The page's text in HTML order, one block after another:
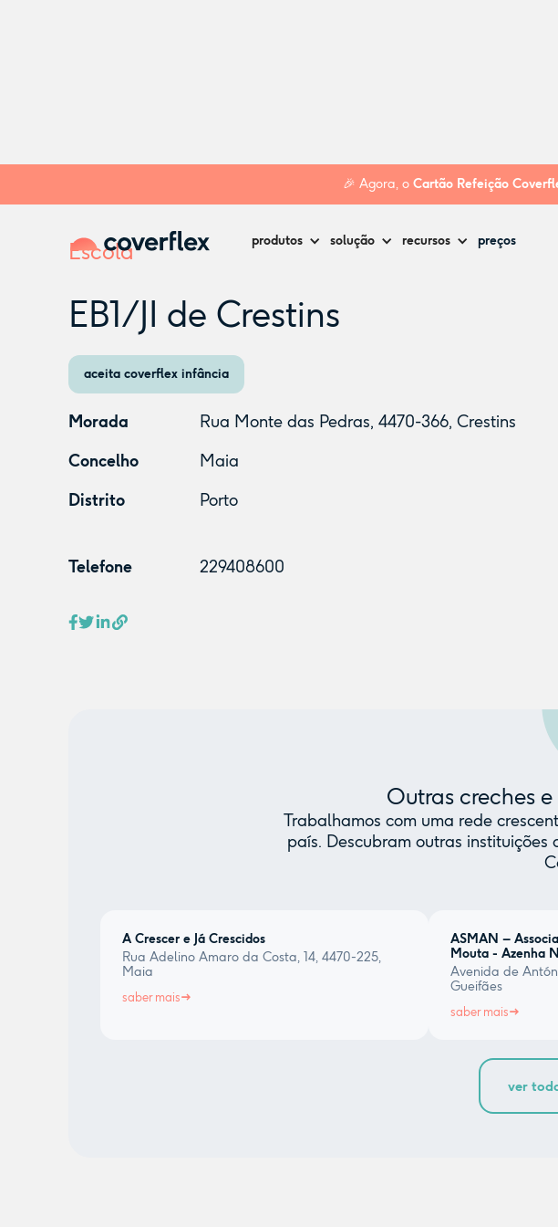
🎉 Agora, o Cartão Refeição
produtos solução recursos preços
Escola
EB1/JI de Crestins
aceita coverflex infância
Morada
Rua Monte das Pedras, 4470-366, Crestins
Concelho
Maia
Distrito
Porto
Telefone 229408600
Outras creches
Trabalhamos com uma rede
país. Descubram outras
A Crescer e Já Crescidos
Rua Adelino Amaro da Costa, 14, 4470-225,
Maia
saber mais
ASMAN –
Mouta - Azenha
Avenida de
Gueifães
saber mais
ver